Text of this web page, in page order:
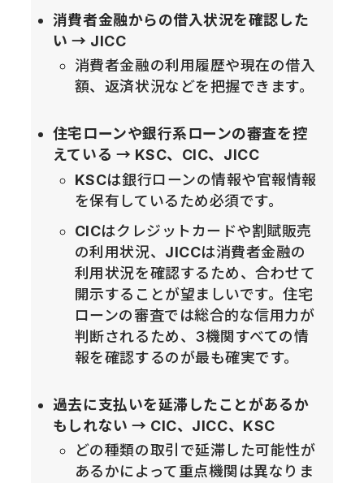
消費者金融からの借入状況を確認した
い → JICC
消費者金融の利用履歴や現在の借入
額、返済状況などを把握できます。
住宅ローンや銀行系ローンの審査を控
えている → KSC、CIC、JICC
KSCは銀行ローンの情報や官報情報
を保有しているため必須です。
CICはクレジットカードや割賦販売
の利用状況、 JICCは消費者金融の
利用状況を確認するため、合わせて
開示することが望ましいです。住宅
ローンの審査では総合的な信用力が
判断されるため、3機関すべての情
報を確認するのが最も確実です。
過去に支払いを延滞したことがあるか
もしれない → CIC、JICC、KSC
どの種類の取引で延滞した可能性が
あるかによって重点機関は異なりま